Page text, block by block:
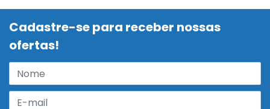
Cadastre-se para receber nossas
ofertas!